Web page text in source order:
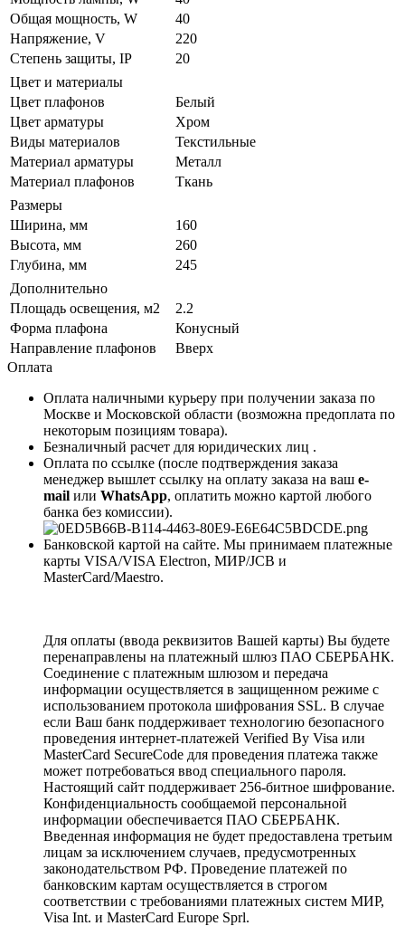
Общая мощность, W
40
Напряжение, V
220
Степень защиты, IP
20
Цвет и материалы
Цвет плафонов
Белый
Цвет арматуры
Хром
Виды материалов
Текстильные
Материал арматуры
Металл
Материал плафонов
Ткань
Размеры
Ширина, мм
160
Высота, мм
260
Глубина, мм
245
Дополнительно
Площадь освещения, м2
2.2
Форма плафона
Конусный
Направление плафонов
Вверх
Оплата
Оплата наличными курьеру при получении заказа по
Москве и Московской области (возможна предоплата по
некоторым позициям товара).
Безналичный расчет для юридических лиц .
Оплата по ссылке (после подтверждения заказа
менеджер вышлет ссылку на оплату заказа на ваш e-
mail или WhatsApp, оплатить можно картой любого
банка без комиссии).
Банковской картой на сайте. Мы принимаем платежные
карты VISA/VISA Electron, МИР/JCB и
MasterCard/Maestro.
Для оплаты (ввода реквизитов Вашей карты) Вы будете
перенаправлены на платежный шлюз ПАО СБЕРБАНК.
Соединение с платежным шлюзом и передача
информации осуществляется в защищенном режиме с
использованием протокола шифрования SSL. В случае
если Ваш банк поддерживает технологию безопасного
проведения интернет-платежей Verified By Visa или
MasterCard SecureCode для проведения платежа также
может потребоваться ввод специального пароля.
Настоящий сайт поддерживает 256-битное шифрование.
Конфиденциальность сообщаемой персональной
информации обеспечивается ПАО СБЕРБАНК.
Введенная информация не будет предоставлена третьим
лицам за исключением случаев, предусмотренных
законодательством РФ. Проведение платежей по
банковским картам осуществляется в строгом
соответствии с требованиями платежных систем МИР,
Visa Int. и MasterCard Europe Sprl.